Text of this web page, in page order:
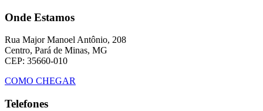
Onde Estamos
Rua Major Manoel Antônio, 208
Centro, Pará de Minas, MG
CEP: 35660-010
COMO CHEGAR
Telefones